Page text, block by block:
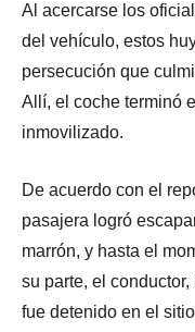
Al acercarse los
del vehículo, estos
persecución que
Allí, el coche terminó
inmovilizado.
De acuerdo con el
pasajera logró
marrón, y hasta el
su parte, el
fue detenido en el